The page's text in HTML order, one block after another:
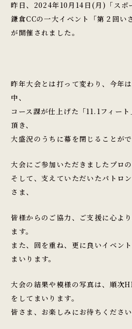
昨日、2024年10月14日(月)「スポ
鎌倉CCの一大イベント「第２回い
が開催されました。
昨年大会とは打って変わり、今年
中、
コース課が仕上げた「11.1フィー
頂き、
大盛況のうちに幕を閉じることがで
大会にご参加いただきましたプロ
そして、支えていただいたパトロ
さま、
皆様からのご協力、 ご支援に心よ
ます。
また、回を重ね、 更に良いイベン
まいります。
大会の結果や模様の写真は、順次
をしてまいります。
皆さま、お楽しみにお待ちください